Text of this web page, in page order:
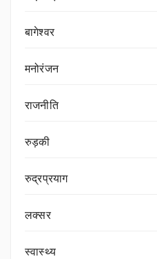
बागेश्वर
मनोरंजन
राजनीति
रुड़की
रुद्रप्रयाग
लक्सर
स्वास्थ्य